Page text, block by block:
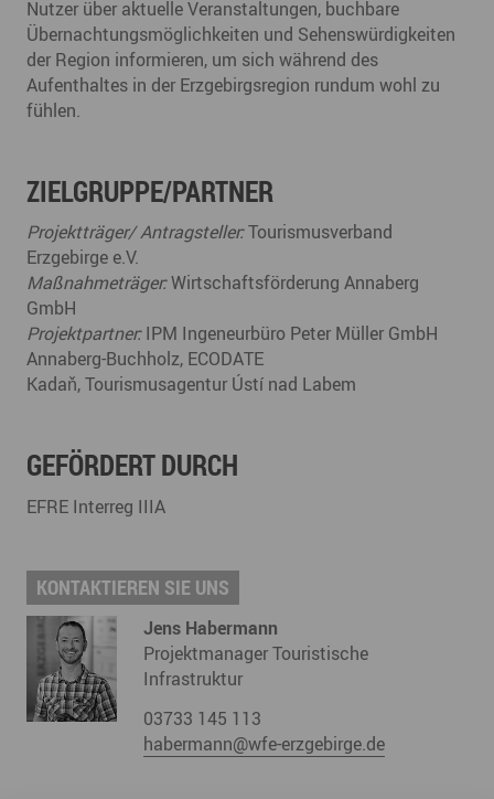
Nutzer über aktuelle Veranstaltungen, buchbare
Übernachtungsmöglichkeiten und Sehenswürdigkeiten
der Region informieren, um sich während des
Aufenthaltes in der Erzgebirgsregion rundum wohl zu
fühlen.
ZIELGRUPPE/PARTNER
Projektträger/ Antragsteller:Tourismusverband
Erzgebirge e.V.
Maßnahmeträger:Wirtschaftsförderung Annaberg
GmbH
Projektpartner:IPM Ingeneurbüro Peter Müller GmbH
Annaberg-Buchholz, ECODATE
Kadaň, Tourismusagentur Ústí nad Labem
GEFÖRDERT DURCH
EFRE Interreg IIIA
KONTAKTIEREN SIE UNS
Jens Habermann
Projektmanager Touristische
Infrastruktur
03733 145 113
habermann@wfe-erzgebirge.de